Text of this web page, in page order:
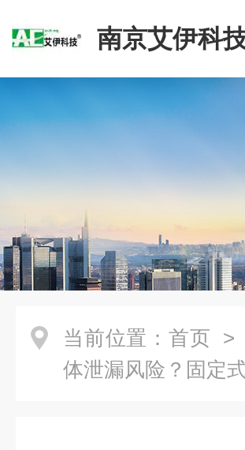
南京艾伊科
当前位置： 首页 >
体泄漏风险？固定